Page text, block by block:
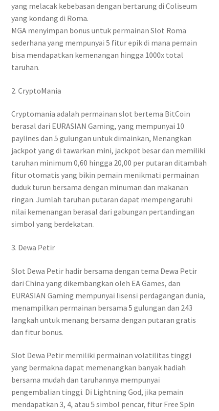
yang melacak kebebasan dengan bertarung di Coliseum
yang kondang di Roma.
MGA menyimpan bonus untuk permainan Slot Roma
sederhana yang mempunyai 5 fitur epik di mana pemain
bisa mendapatkan kemenangan hingga 1000x total
taruhan.
2. CryptoMania
Cryptomania adalah permainan slot bertema BitCoin
berasal dari EURASIAN Gaming, yang mempunyai 10
paylines dan 5 gulungan untuk dimainkan, Menangkan
jackpot yang di tawarkan mini, jackpot besar dan memiliki
taruhan minimum 0,60 hingga 20,00 per putaran ditambah
fitur otomatis yang bikin pemain menikmati permainan
duduk turun bersama dengan minuman dan makanan
ringan. Jumlah taruhan putaran dapat mempengaruhi
nilai kemenangan berasal dari gabungan pertandingan
simbol yang berdekatan.
3. Dewa Petir
Slot Dewa Petir hadir bersama dengan tema Dewa Petir
dari China yang dikembangkan oleh EA Games, dan
EURASIAN Gaming mempunyai lisensi perdagangan dunia,
menampilkan permainan bersama 5 gulungan dan 243
langkah untuk menang bersama dengan putaran gratis
dan fitur bonus.
Slot Dewa Petir memiliki permainan volatilitas tinggi
yang bermakna dapat memenangkan banyak hadiah
bersama mudah dan taruhannya mempunyai
pengembalian tinggi. Di Lightning God, jika pemain
mendapatkan 3, 4, atau 5 simbol pencar, fitur Free Spin